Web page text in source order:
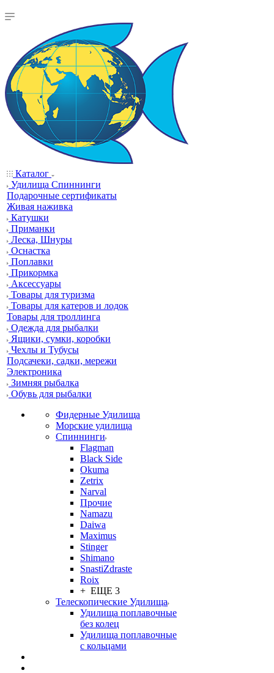
Каталог
Удилища Спиннинги
Подарочные сертификаты
Живая наживка
Катушки
Приманки
Леска, Шнуры
Оснастка
Поплавки
Прикормка
Аксессуары
Товары для туризма
Товары для катеров и лодок
Товары для троллинга
Одежда для рыбалки
Ящики, сумки, коробки
Чехлы и Тубусы
Подсачеки, садки, мережи
Электроника
Зимняя рыбалка
Обувь для рыбалки
Фидерные Удилища
Морские удилища
Спиннинги
Flagman
Black Side
Okuma
Zetrix
Narval
Прочие
Namazu
Daiwa
Maximus
Stinger
Shimano
SnastiZdraste
Roix
+ ЕЩЕ 3
Телескопические Удилища
Удилища поплавочные
без колец
Удилища поплавочные
с кольцами